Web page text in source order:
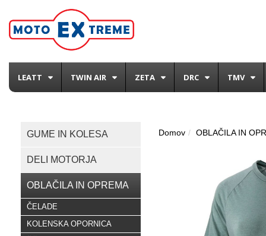
LEATT TWIN AIR ZETA DRC TMV
GUME IN KOLESA
DELI MOTORJA
OBLAČILA IN OPREMA
ČELADE
KOLENSKA OPORNICA
Domov OBLAČILA IN